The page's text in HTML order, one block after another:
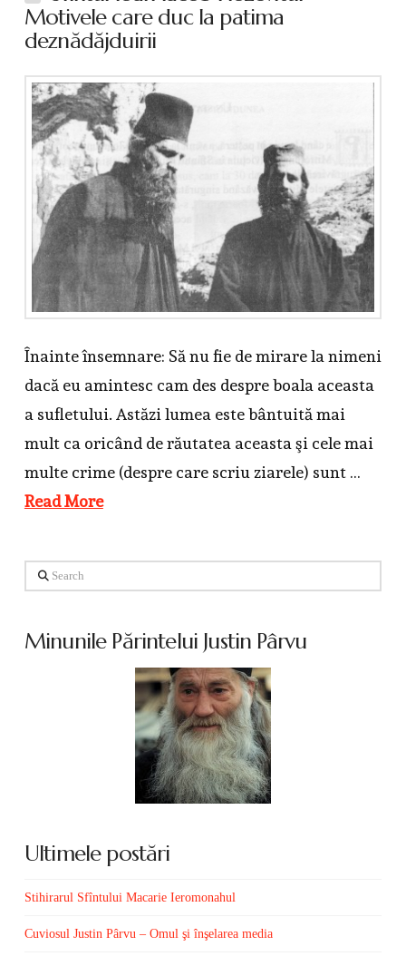
Motivele care duc la patima
deznădăjduirii
Înainte însemnare: Să nu fie de mirare la nimeni
dacă eu amintesc cam des despre boala aceasta
a sufletului. Astăzi lumea este bântuită mai
mult ca oricând de răutatea aceasta şi cele mai
multe crime (despre care scriu ziarele) sunt …
Read More
Search
Minunile Părintelui Justin Pârvu
Ultimele postări
Stihirarul Sfîntului Macarie Ieromonahul
Cuviosul Justin Pârvu – Omul şi înşelarea media